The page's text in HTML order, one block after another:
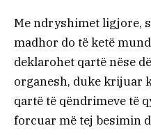
Me ndryshimet ligjore,
madhor do të ketë
deklarohet qartë nëse
organesh, duke krijuar
qartë të qëndrimeve të
forcuar më tej besimin